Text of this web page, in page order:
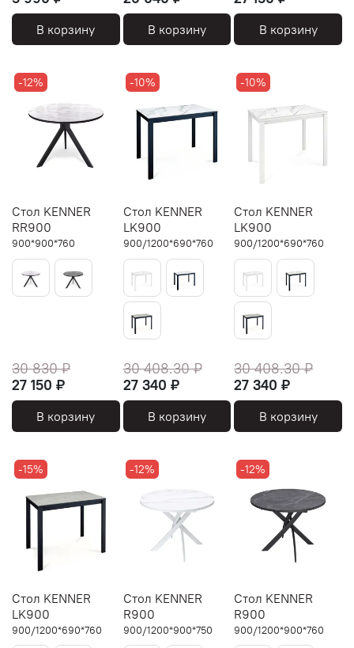
В корзину В корзину В корзину
-12%
Стол KENNER
RR900
900*900*760
30 830 ₽
27 150 ₽
В корзину
-10%
Стол KENNER
LK900
900/1200*690*760
30 408.30 ₽
27 340 ₽
В корзину
-10%
Стол KENNER
LK900
900/1200*690*760
30 408.30 ₽
27 340 ₽
В корзину
-15%
Стол KENNER
LK900
900/1200*690*760
-12%
Стол KENNER
R900
900/1200*900*750
-12%
Стол KENNER
R900
900/1200*900*760